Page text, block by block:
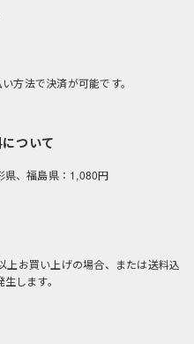
方法で決済が可能です。
ついて
県、福島県：1,080円
お買い上げの場合、または送料込
します。